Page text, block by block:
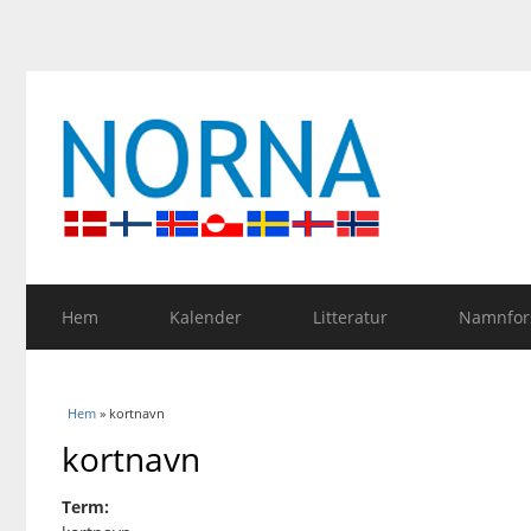
Hem Kalender Litteratur
Du är här
Hem » kortnavn
kortnavn
Term: